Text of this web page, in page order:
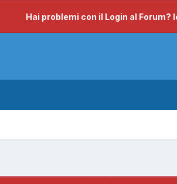
Hai problemi con il Login al Forum?